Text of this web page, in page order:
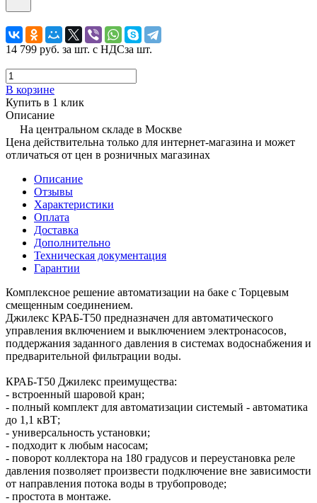
14 799 руб. за шт. с НДСза шт.
В корзине
Купить в 1 клик
Описание
На центральном складе в Москве
Цена действительна только для интернет-магазина и может
отличаться от цен в розничных магазинах
Описание
Отзывы
Характеристики
Оплата
Доставка
Дополнительно
Техническая документация
Гарантии
Комплексное решение автоматизации на баке с Торцевым
смещенным соединением.
Джилекс КРАБ-Т50 предназначен для автоматического
управления включением и выключением электронасосов,
поддержания заданного давления в системах водоснабжения и
предварительной фильтрации воды.
КРАБ-Т50 Джилекс преимущества:
- встроенный шаровой кран;
- полный комплект для автоматизации системый - автоматика
до 1,1 кВТ;
- универсальность установки;
- подходит к любым насосам;
- поворот коллектора на 180 градусов и переустановка реле
давления позволяет произвести подключение вне зависимости
от направления потока воды в трубопроводе;
- простота в монтаже.